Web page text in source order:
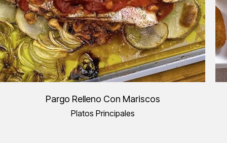
Pargo Relleno Con Mariscos
Platos Principales